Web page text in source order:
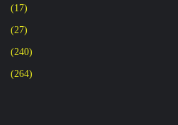
(17)
(27)
(240)
(264)